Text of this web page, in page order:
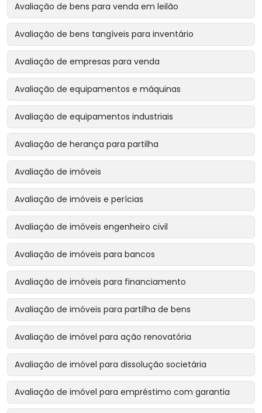
Avaliação de bens para venda em leilão
Avaliação de bens tangíveis para inventário
Avaliação de empresas para venda
Avaliação de equipamentos e máquinas
Avaliação de equipamentos industriais
Avaliação de herança para partilha
Avaliação de imóveis
Avaliação de imóveis e perícias
Avaliação de imóveis engenheiro civil
Avaliação de imóveis para bancos
Avaliação de imóveis para financiamento
Avaliação de imóveis para partilha de bens
Avaliação de imóvel para ação renovatória
Avaliação de imóvel para dissolução societária
Avaliação de imóvel para empréstimo com garantia